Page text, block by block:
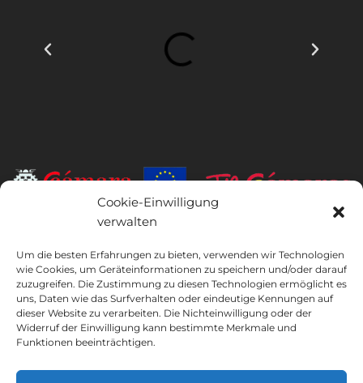
Cookie-Einwilligung
verwalten
Um die besten Erfahrungen zu bieten, verwenden wir Technologien
wie Cookies, um Geräteinformationen zu speichern und/oder darauf
zuzugreifen. Die Zustimmung zu diesen Technologien ermöglicht es
uns, Daten wie das Surfverhalten oder eindeutige Kennungen auf
dieser Website zu verarbeiten. Die Nichteinwilligung oder der
Widerruf der Einwilligung kann bestimmte Merkmale und
Funktionen beeinträchtigen.
Begünstigte des Europäischen Fonds für regionale Entwicklung,
dessen Ziel es ist, die Nutzung und Qualität von Informations- und
Kommunikationstechnologien und deren Zugänglichkeit zu
entwickeln, und dank dessen es die folgenden Lösungen
implementiert hat: Online-Präsenz durch seine Webseite. Die
vorliegende Maßnahme fand im Jahr 2020 statt. Zu diesem Zweck
wurde sie vom TIC Cámaras-Programm von Cámara aus Murcia